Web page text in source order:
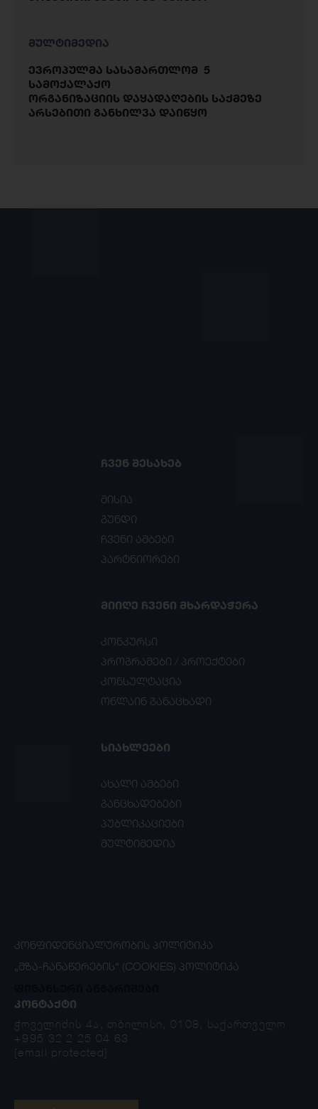
მულტიმედია
ევროპულმა სასამართლომ 5
სამოქალაქო
ორგანიზაციის დაყადაღების საქმეზე
არსებითი განხილვა დაიწყო
ᲩᲕᲔᲜ ᲨᲔᲡᲐᲮᲔᲑ
მისია
გუნდი
ჩვენი ამბები
პარტნიორები
ᲛᲘᲘᲦᲔ ᲩᲕᲔᲜᲘ ᲛᲮᲐᲠᲓᲐᲭᲔᲠᲐ
კონკურსი
პროგრამები / პროექტები
კონსულტაცია
ონლაინ განაცხადი
ᲡᲘᲐᲮᲚᲔᲔᲑᲘ
ახალი ამბები
განცხადებები
პუბლიკაციები
მულტიმედია
ᲙᲝᲜᲤᲘᲓᲔᲜᲪᲘᲐᲚᲣᲠᲝᲑᲘᲡ ᲞᲝᲚᲘᲢᲘᲙᲐ
„ᲛᲖᲐ-ᲩᲐᲜᲐᲬᲔᲠᲔᲑᲘᲡ“ (COOKIES) ᲞᲝᲚᲘᲢᲘᲙᲐ
ᲙᲝᲜᲢᲐᲥᲢᲘ
ჭოველიძის 4ა, თბილისი, 0108, საქართველო
+995 32 2 25 04 63
[email protected]